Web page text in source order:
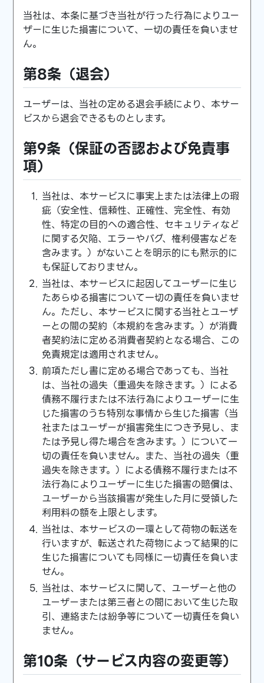
当社は、本条に基づき当社が行った行為によりユー
ザーに生じた損害について、一切の責任を負いませ
ん。
第8条（退会）
ユーザーは、当社の定める退会手続により、本サー
ビスから退会できるものとします。
第9条（保証の否認および免責事
項）
当社は、本サービスに事実上または法律上の瑕
疵（安全性、信頼性、正確性、完全性、有効
性、特定の目的への適合性、セキュリティなど
に関する欠陥、エラーやバグ、権利侵害などを
含みます。）がないことを明示的にも黙示的に
も保証しておりません。
当社は、本サービスに起因してユーザーに生じ
たあらゆる損害について一切の責任を負いませ
ん。ただし、本サービスに関する当社とユーザ
ーとの間の契約（本規約を含みます。）が消費
者契約法に定める消費者契約となる場合、この
免責規定は適用されません。
前項ただし書に定める場合であっても、当社
は、当社の過失（重過失を除きます。）による
債務不履行または不法行為によりユーザーに生
じた損害のうち特別な事情から生じた損害（当
社またはユーザーが損害発生につき予見し、ま
たは予見し得た場合を含みます。）について一
切の責任を負いません。また、当社の過失（重
過失を除きます。）による債務不履行または不
法行為によりユーザーに生じた損害の賠償は、
ユーザーから当該損害が発生した月に受領した
利用料の額を上限とします。
当社は、本サービスの一環として荷物の転送を
行いますが、転送された荷物によって結果的に
生じた損害についても同様に一切責任を負いま
せん。
当社は、本サービスに関して、ユーザーと他の
ユーザーまたは第三者との間において生じた取
引、連絡または紛争等について一切責任を負い
ません。
第10条（サービス内容の変更等）